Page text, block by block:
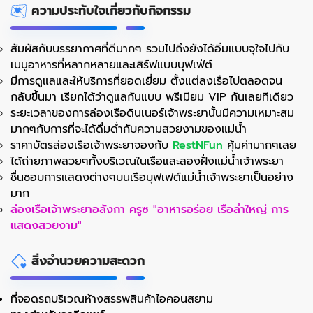
ความประทับใจเกี่ยวกับกิจกรรม
สัมผัสกับบรรยากาศที่ดีมากๆ รวมไปถึงยังได้อิ่มแบบจุใจไปกับ
เมนูอาหารที่หลากหลายและเสิร์ฟแบบบุฟเฟ่ต์
มีการดูแลและให้บริการที่ยอดเยี่ยม ตั้งแต่ลงเรือไปตลอดจน
กลับขึ้นมา เรียกได้ว่าดูแลกันแบบ พรีเมียม VIP กันเลยทีเดียว
ระยะเวลาของการล่องเรือดินเนอร์เจ้าพระยานั้นมีความเหมาะสม
มากๆกับการที่จะได้ดื่มด่ำกับความสวยงามของแม่น้ำ
ราคาบัตรล่องเรือเจ้าพระยาจองกับ RestNFun คุ้มค่ามากๆเลย
ได้ถ่ายภาพสวยๆทั้งบริเวณในเรือและสองฝั่งแม่น้ำเจ้าพระยา
ชื่นชอบการแสดงต่างๆบนเรือบุฟเฟต์แม่น้ำเจ้าพระยาเป็นอย่าง
มาก
ล่องเรือเจ้าพระยาอลังกา ครูซ "อาหารอร่อย เรือลำใหญ่ การ
แสดงสวยงาม"
สิ่งอำนวยความสะดวก
ที่จอดรถบริเวณห้างสรรพสินค้าไอคอนสยาม